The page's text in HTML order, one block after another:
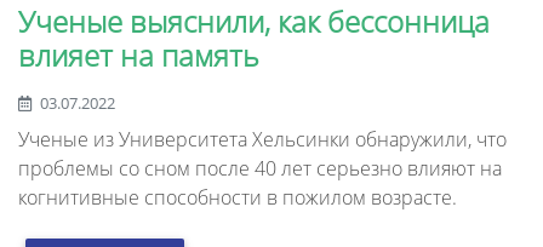
Ученые выяснили, как бессонница
влияет на память
03.07.2022
Ученые из Университета Хельсинки обнаружили, что
проблемы со сном после 40 лет серьезно влияют на
когнитивные способности в пожилом возрасте.